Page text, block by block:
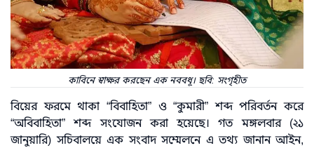
কাবিনে স্বাক্ষর করছেন এক নববধূ। ছবি: সংগৃহীত
বিয়ের ফরমে থাকা “বিবাহিতা” ও “কুমারী” শব্দ পরিবর্তন করে
“অবিবাহিতা” শব্দ সংযোজন করা হয়েছে। গত মঙ্গলবার (২১
জানুয়ারি) সচিবালয়ে এক সংবাদ সম্মেলনে এ তথ্য জানান আইন,